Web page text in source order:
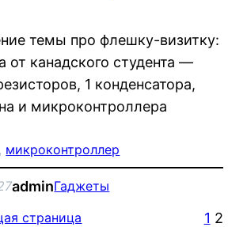
темы про флешку-визитку:
от канадского студента —
1 конденсатора,
и микроконтроллера
, микроконтроллер
adminГаджеты
страница 1 2